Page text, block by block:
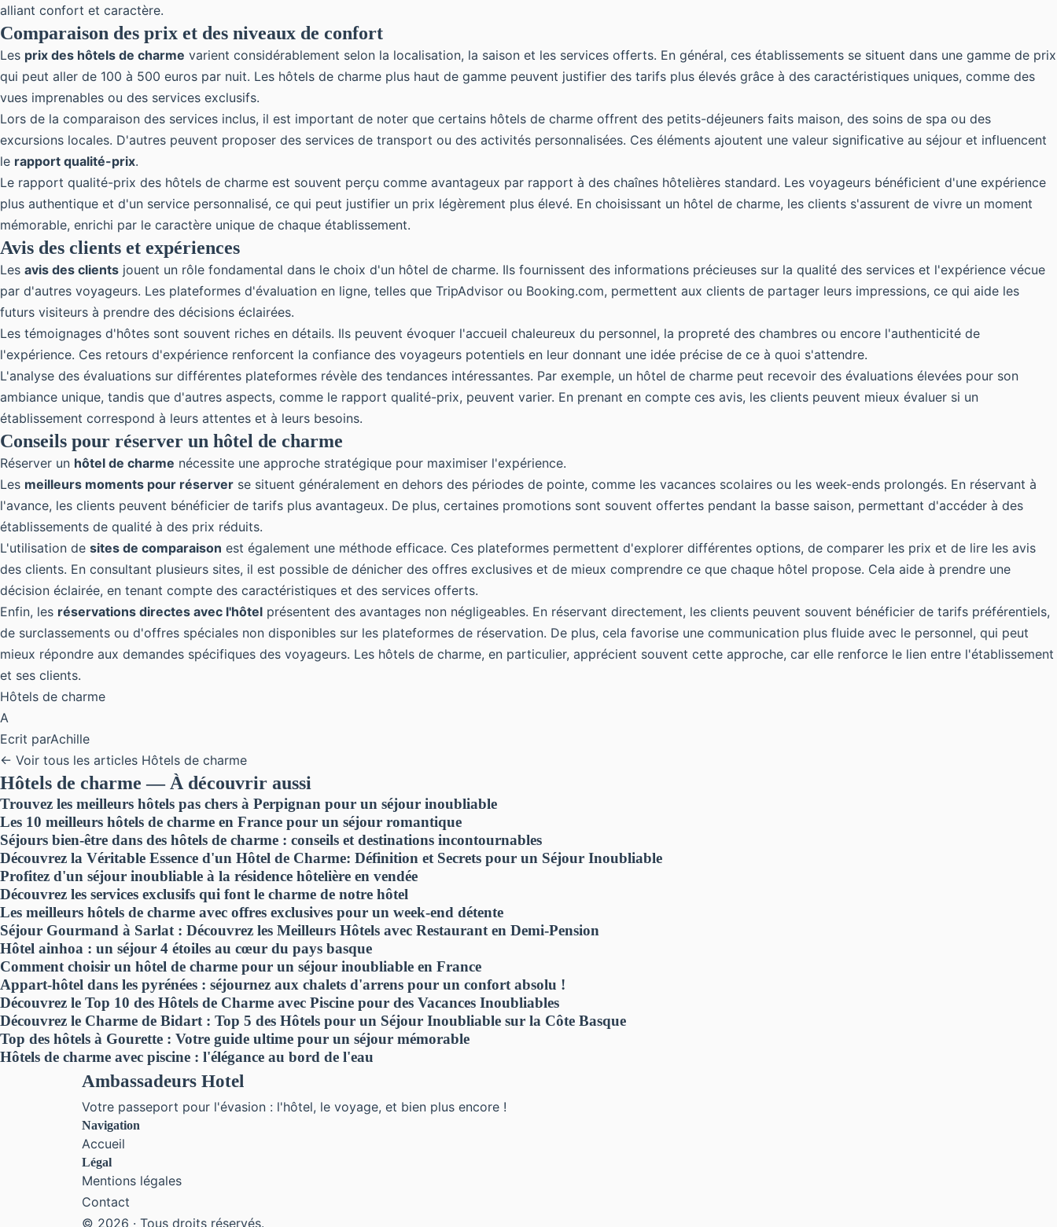
alliant confort et caractère.
Comparaison des prix et des niveaux de confort
Les prix des hôtels de charme varient considérablement selon la localisation, la saison et les services offerts. En général, ces établissements se situent dans une gamme de prix
qui peut aller de 100 à 500 euros par nuit. Les hôtels de charme plus haut de gamme peuvent justifier des tarifs plus élevés grâce à des caractéristiques uniques, comme des
vues imprenables ou des services exclusifs.
Lors de la comparaison des services inclus, il est important de noter que certains hôtels de charme offrent des petits-déjeuners faits maison, des soins de spa ou des
excursions locales. D'autres peuvent proposer des services de transport ou des activités personnalisées. Ces éléments ajoutent une valeur significative au séjour et influencent
le rapport qualité-prix.
Le rapport qualité-prix des hôtels de charme est souvent perçu comme avantageux par rapport à des chaînes hôtelières standard. Les voyageurs bénéficient d'une expérience
plus authentique et d'un service personnalisé, ce qui peut justifier un prix légèrement plus élevé. En choisissant un hôtel de charme, les clients s'assurent de vivre un moment
mémorable, enrichi par le caractère unique de chaque établissement.
Avis des clients et expériences
Les avis des clients jouent un rôle fondamental dans le choix d'un hôtel de charme. Ils fournissent des informations précieuses sur la qualité des services et l'expérience vécue
par d'autres voyageurs. Les plateformes d'évaluation en ligne, telles que TripAdvisor ou Booking.com, permettent aux clients de partager leurs impressions, ce qui aide les
futurs visiteurs à prendre des décisions éclairées.
Les témoignages d'hôtes sont souvent riches en détails. Ils peuvent évoquer l'accueil chaleureux du personnel, la propreté des chambres ou encore l'authenticité de
l'expérience. Ces retours d'expérience renforcent la confiance des voyageurs potentiels en leur donnant une idée précise de ce à quoi s'attendre.
L'analyse des évaluations sur différentes plateformes révèle des tendances intéressantes. Par exemple, un hôtel de charme peut recevoir des évaluations élevées pour son
ambiance unique, tandis que d'autres aspects, comme le rapport qualité-prix, peuvent varier. En prenant en compte ces avis, les clients peuvent mieux évaluer si un
établissement correspond à leurs attentes et à leurs besoins.
Conseils pour réserver un hôtel de charme
Réserver un hôtel de charme nécessite une approche stratégique pour maximiser l'expérience.
Les meilleurs moments pour réserver se situent généralement en dehors des périodes de pointe, comme les vacances scolaires ou les week-ends prolongés. En réservant à
l'avance, les clients peuvent bénéficier de tarifs plus avantageux. De plus, certaines promotions sont souvent offertes pendant la basse saison, permettant d'accéder à des
établissements de qualité à des prix réduits.
L'utilisation de sites de comparaison est également une méthode efficace. Ces plateformes permettent d'explorer différentes options, de comparer les prix et de lire les avis
des clients. En consultant plusieurs sites, il est possible de dénicher des offres exclusives et de mieux comprendre ce que chaque hôtel propose. Cela aide à prendre une
décision éclairée, en tenant compte des caractéristiques et des services offerts.
Enfin, les réservations directes avec l'hôtel présentent des avantages non négligeables. En réservant directement, les clients peuvent souvent bénéficier de tarifs préférentiels,
de surclassements ou d'offres spéciales non disponibles sur les plateformes de réservation. De plus, cela favorise une communication plus fluide avec le personnel, qui peut
mieux répondre aux demandes spécifiques des voyageurs. Les hôtels de charme, en particulier, apprécient souvent cette approche, car elle renforce le lien entre l'établissement
et ses clients.
Hôtels de charme
A
Ecrit parAchille
← Voir tous les articles Hôtels de charme
Hôtels de charme — À découvrir aussi
Trouvez les meilleurs hôtels pas chers à Perpignan pour un séjour inoubliable
Les 10 meilleurs hôtels de charme en France pour un séjour romantique
Séjours bien-être dans des hôtels de charme : conseils et destinations incontournables
Découvrez la Véritable Essence d'un Hôtel de Charme: Définition et Secrets pour un Séjour Inoubliable
Profitez d'un séjour inoubliable à la résidence hôtelière en vendée
Découvrez les services exclusifs qui font le charme de notre hôtel
Les meilleurs hôtels de charme avec offres exclusives pour un week-end détente
Séjour Gourmand à Sarlat : Découvrez les Meilleurs Hôtels avec Restaurant en Demi-Pension
Hôtel ainhoa : un séjour 4 étoiles au cœur du pays basque
Comment choisir un hôtel de charme pour un séjour inoubliable en France
Appart-hôtel dans les pyrénées : séjournez aux chalets d'arrens pour un confort absolu !
Découvrez le Top 10 des Hôtels de Charme avec Piscine pour des Vacances Inoubliables
Découvrez le Charme de Bidart : Top 5 des Hôtels pour un Séjour Inoubliable sur la Côte Basque
Top des hôtels à Gourette : Votre guide ultime pour un séjour mémorable
Hôtels de charme avec piscine : l'élégance au bord de l'eau
Ambassadeurs Hotel
Votre passeport pour l'évasion : l'hôtel, le voyage, et bien plus encore !
Navigation
Accueil
Légal
Mentions légales
Contact
© 2026 · Tous droits réservés.